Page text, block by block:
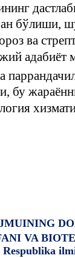
бўлиши,
ва
адабиёт
бу
VA
Respublika